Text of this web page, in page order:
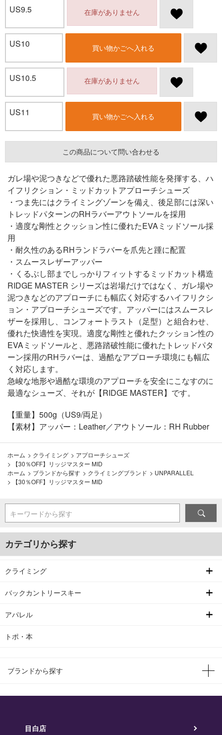
US9.5 在庫がありません
US10 買い物かごへ入れる
US10.5 在庫がありません
US11 買い物かごへ入れる
この商品について問い合わせる
ガレ場や泥つきなどで優れた悪路踏破性能を発揮する、ハ
イフリクション・ミッドカットアプローチシューズ
・つま先にはクライミングゾーンを備え、後足部には深い
トレッドパターンのRHラバーアウトソールを採用
・適度な剛性とクッション性に優れたEVAミッドソール採
用
・耐久性のあるRHランドラバーを爪先と踵に配置
・スムースレザーアッパー
・くるぶし部までしっかりフィットするミッドカット構造
RIDGE MASTER シリーズは岩場だけではなく、ガレ場や
泥つきなどのアプローチにも幅広く対応するハイフリクシ
ョン・アプローチシューズです。アッパーにはスムースレ
ザーを採用し、コンフォートラスト（足型）と組合わせ、
優れた快適性を実現。適度な剛性と優れたクッション性の
EVAミッドソールと、悪路踏破性能に優れたトレッドパタ
ーン採用のRHラバーは、過酷なアプローチ環境にも幅広
く対応します。
急峻な地形や過酷な環境のアプローチを安全にこなすのに
最適なシューズ、それが【RIDGE MASTER】です。
【重量】500g（US9/両足）
【素材】アッパー：Leather／アウトソール：RH Rubber
ホーム > クライミング > アプローチシューズ
>
【30％OFF】リッジマスター MID
ホーム > ブランドから探す > クライミングブランド > UNPARALLEL
>
【30％OFF】リッジマスター MID
キーワードから探す
カテゴリから探す
クライミング
バックカントリースキー
アパレル
トポ・本
ブランドから探す
目白店